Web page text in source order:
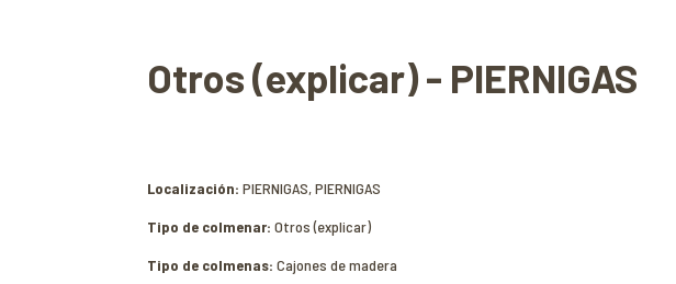
Otros (explicar) - PIERNIGAS
Localización:PIERNIGAS, PIERNIGAS
Tipo de colmenar:Otros (explicar)
Tipo de colmenas:Cajones de madera